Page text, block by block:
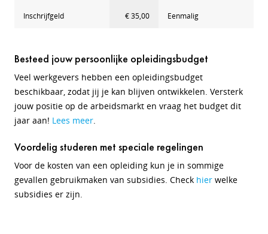
Inschrijfgeld € 35,00 Eenmalig
Besteed jouw persoonlijke opleidingsbudget
Veel werkgevers hebben een opleidingsbudget
beschikbaar, zodat jij je kan blijven ontwikkelen. Versterk
jouw positie op de arbeidsmarkt en vraag het budget dit
jaar aan! Lees meer.
Voordelig studeren met speciale regelingen
Voor de kosten van een opleiding kun je in sommige
gevallen gebruikmaken van subsidies. Check hier welke
subsidies er zijn.